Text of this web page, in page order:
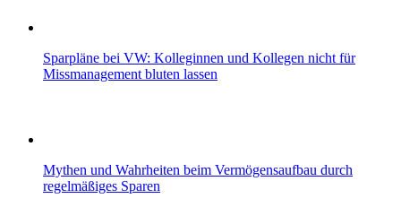
Sparpläne bei VW: Kolleginnen und Kollegen nicht für
Missmanagement bluten lassen
Mythen und Wahrheiten beim Vermögensaufbau durch
regelmäßiges Sparen